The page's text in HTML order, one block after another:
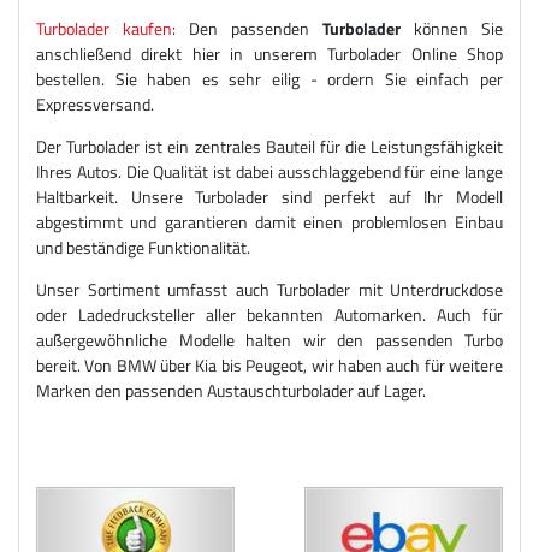
Turbolader kaufen: Den passenden Turbolader können Sie
anschließend direkt hier in unserem Turbolader Online Shop
bestellen. Sie haben es sehr eilig - ordern Sie einfach per
Expressversand.
Der Turbolader ist ein zentrales Bauteil für die Leistungsfähigkeit
Ihres Autos. Die Qualität ist dabei ausschlaggebend für eine lange
Haltbarkeit. Unsere Turbolader sind perfekt auf Ihr Modell
abgestimmt und garantieren damit einen problemlosen Einbau
und beständige Funktionalität.
Unser Sortiment umfasst auch Turbolader mit Unterdruckdose
oder Ladedrucksteller aller bekannten Automarken. Auch für
außergewöhnliche Modelle halten wir den passenden Turbo
bereit. Von BMW über Kia bis Peugeot, wir haben auch für weitere
Marken den passenden Austauschturbolader auf Lager.